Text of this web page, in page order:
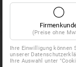
(Preise ohne
Ihre Einwilligung können
unserer
Ihre Auswahl unter